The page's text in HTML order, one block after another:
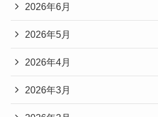
2026年6月
2026年5月
2026年4月
2026年3月